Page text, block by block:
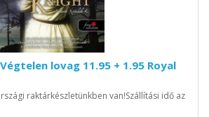
lovag 11.95 + 1.95 Royal
raktárkészletünkben van!Szállítási idő az